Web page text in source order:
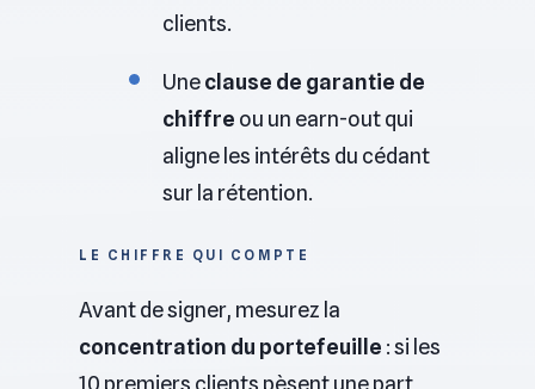
clients.
Uneclause de garantie de
chiffre ou un earn-out qui
aligne les intérêts du cédant
sur la rétention.
LE CHIFFRE QUI COMPTE
Avant de signer, mesurez la
concentration du portefeuille : si les
10 premiers clients pèsent une part